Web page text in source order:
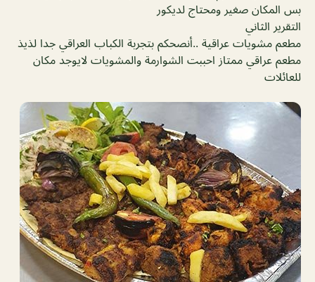
بس المكان صغير ومحتاج لديكور
التقرير الثاني
مطعم مشويات عراقية ..أنصحكم بتجربة الكباب العراقي جدا لذيذ
مطعم عراقي ممتاز احببت الشوارمة والمشويات لايوجد مكان
للعائلات